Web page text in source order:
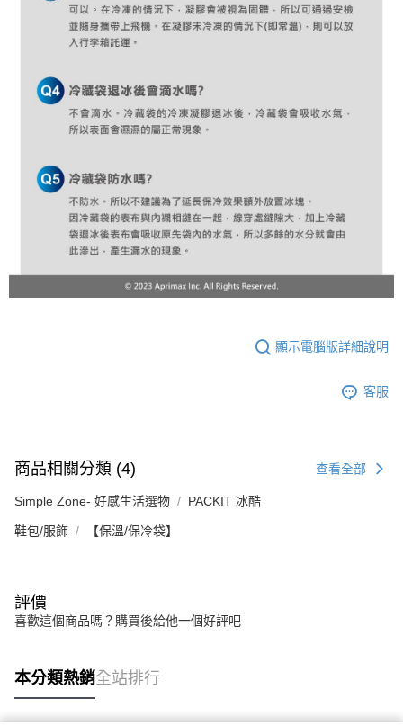
顯示電腦版詳細說明
客服
商品相關分類 (4) 查看全部
Simple Zone- 好感生活選物 PACKIT 冰酷
鞋包/服飾 【保溫/保冷袋】
評價
喜歡這個商品嗎？購買後給他一個好評吧
本分類熱銷全站排行